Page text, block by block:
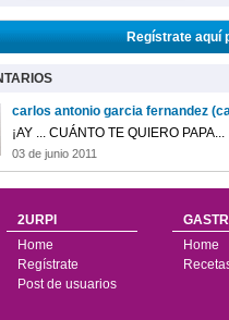
Regístrate aquí
carlos antonio garcia fernandez
¡AY ... CUÁNTO TE QUIERO
03 de junio 2011
2URPI
Home
Regístrate
Post de usuarios
Home